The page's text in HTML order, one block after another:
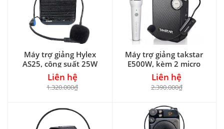
Máy trợ giảng Hylex
AS25, công suất 25W
Liên hệ
1.320.000₫
Máy trợ giảng takstar
E500W, kèm 2 micro
Liên hệ
2.390.000₫